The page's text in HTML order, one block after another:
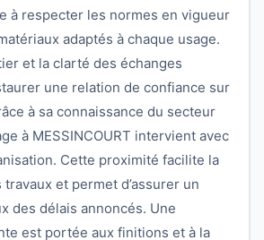
à respecter les normes en vigueur
adaptés à chaque usage.
et la clarté des échanges
une relation de confiance sur
à sa connaissance du secteur
à MESSINCOURT intervient avec
Cette proximité facilite la
et permet d’assurer un
des délais annoncés. Une
est portée aux finitions et à la